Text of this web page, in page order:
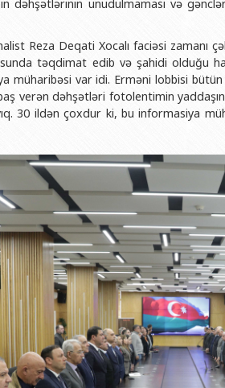
dəhşətlərinin unudulmaması və
Reza Deqati Xocalı faciəsi zamanı
təqdimat edib və şahidi olduğu
müharibəsi var idi. Erməni lobbisi
verən dəhşətləri fotolentimin
30 ildən çoxdur ki, bu informasiya